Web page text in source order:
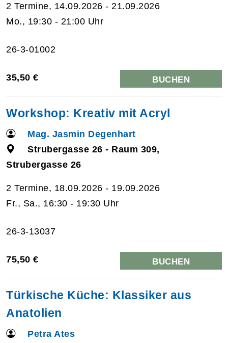
2 Termine, 14.09.2026 - 21.09.2026
Mo., 19:30 - 21:00 Uhr
26-3-01002
35,50 € BUCHEN
Workshop: Kreativ mit Acryl
Mag. Jasmin Degenhart
Strubergasse 26 - Raum 309,
Strubergasse 26
2 Termine, 18.09.2026 - 19.09.2026
Fr., Sa., 16:30 - 19:30 Uhr
26-3-13037
75,50 € BUCHEN
Türkische Küche: Klassiker aus
Anatolien
Petra Ates